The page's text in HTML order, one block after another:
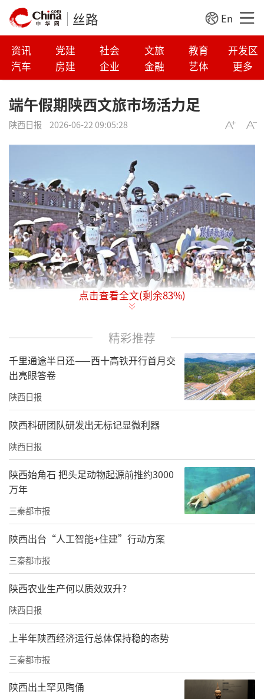
丝路 En
资讯 党建 社会 文旅 教育
开发区
汽车
房建 企业 金融 艺体 更多
端午假期陕西文旅市场活力足
陕西日报 2026-06-22 09:05:28
6月19日，游客在金延安景区欣赏国风表演。通讯员任龙 摄
端午假期，在陕西，热闹的大集、精彩的非遗
展演、传统民俗体验和特色文旅场景，营造出
浓浓节日氛围。市民游客观龙舟竞渡、品粽香
绵长、赏三秦山水、寻千年文脉，共度佳节。
长安十二时辰主题街区复刻大唐端午盛景，从
百官迎宾大典、千古离骚诗会到科技非遗互动
点击查看全文(剩余83%)
精彩推荐
千里通途半日还——西十高铁开行首月交
出亮眼答卷
陕西日报
陕西科研团队研发出无标记显微利器
陕西日报
陕西始角石 把头足动物起源前推约3000
万年
三秦都市报
陕西出台“人工智能+住建”行动方案
三秦都市报
陕西农业生产何以质效双升？
陕西日报
上半年陕西经济运行总体保持稳的态势
三秦都市报
陕西出土罕见陶俑